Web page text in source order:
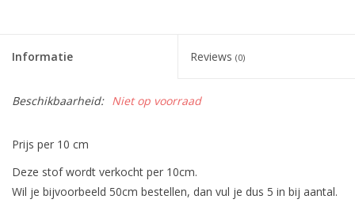
Informatie Reviews (0)
Beschikbaarheid: Niet op voorraad
Prijs per 10 cm
Deze stof wordt verkocht per 10cm.
Wil je bijvoorbeeld 50cm bestellen, dan vul je dus 5 in bij aantal.